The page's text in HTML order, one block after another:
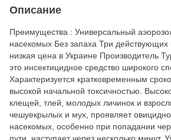
Описание
Преимущества : Универсальный
насекомых Без запаха Три
низкая цена в Украине Производитель
это инсектицидное средство широкого
Характеризуется кратковременным
высокой начальной токсичностью.
клещей, тлей, молодых личинок и
чешуекрылых и мух, проявляет
насекомых, особенно при попадании
пути, наступает через несколько минут.